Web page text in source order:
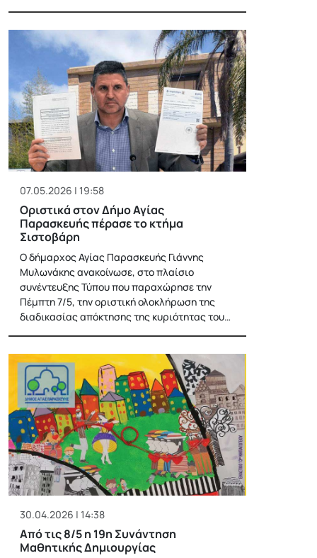
07.05.2026 | 19:58
Οριστικά στον Δήμο Αγίας
Παρασκευής πέρασε το κτήμα
Σιστοβάρη
Ο δήμαρχος Αγίας Παρασκευής Γιάννης
Μυλωνάκης ανακοίνωσε, στο πλαίσιο
συνέντευξης Τύπου που παραχώρησε την
Πέμπτη 7/5, την οριστική ολοκλήρωση της
διαδικασίας απόκτησης της κυριότητας του…
30.04.2026 | 14:38
Από τις 8/5 η 19η Συνάντηση
Μαθητικής Δημιουργίας